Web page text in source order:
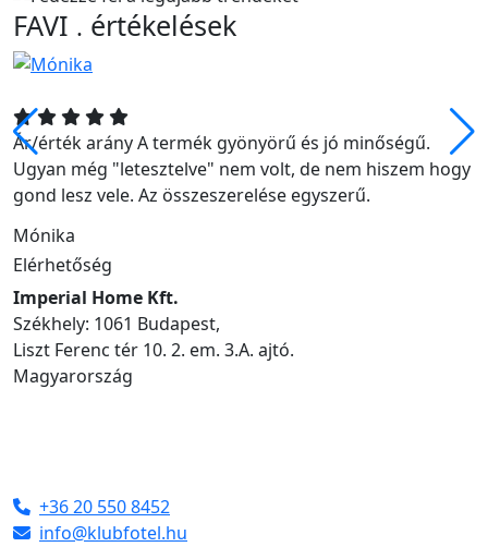
FAVI . értékelések
Ár/érték arány A termék gyönyörű és jó minőségű.
Ugyan még "letesztelve" nem volt, de nem hiszem hogy
gond lesz vele. Az összeszerelése egyszerű.
Mónika
Elérhetőség
Imperial Home Kft.
Székhely: 1061 Budapest,
Liszt Ferenc tér 10. 2. em. 3.A. ajtó.
Magyarország
+36 20 550 8452
info@klubfotel.hu